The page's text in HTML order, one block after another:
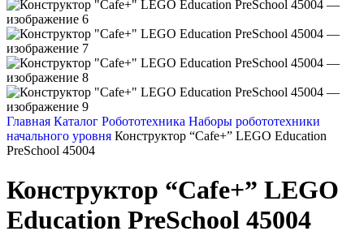
Главная Каталог Робототехника Наборы робототехники
начального уровня Конструктор “Cafe+” LEGO Education
PreSchool 45004
Конструктор “Cafe+” LEGO
Education PreSchool 45004